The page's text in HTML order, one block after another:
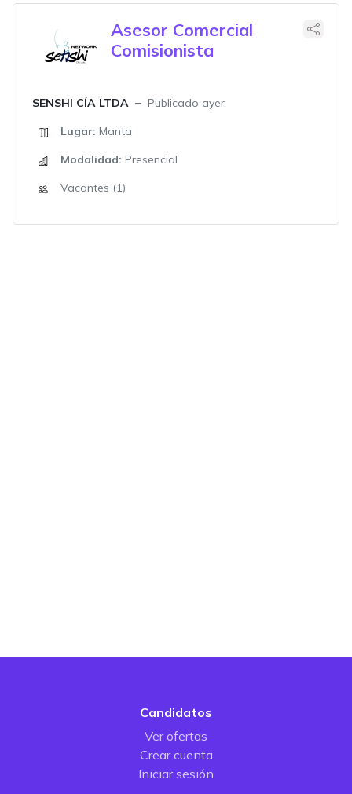
Asesor Comercial
Comisionista
SENSHI CÍA LTDA
Publicado ayer
Lugar: Manta
Modalidad: Presencial
Vacantes (1)
Candidatos
Ver ofertas
Crear cuenta
Iniciar sesión